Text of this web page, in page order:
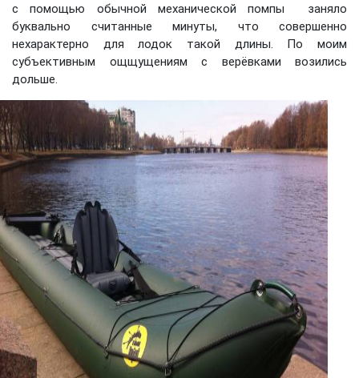
с помощью обычной механической помпы заняло
буквально считанные минуты, что совершенно
нехарактерно для лодок такой длины. По моим
субъективным ощщущениям с верёвками возились
дольше.